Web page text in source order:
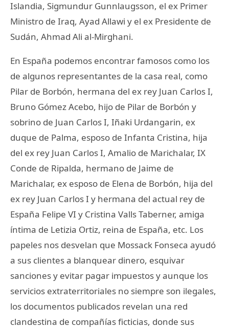
Islandia, Sigmundur Gunnlaugsson, el ex Primer
Ministro de Iraq, Ayad Allawi y el ex Presidente de
Sudán, Ahmad Ali al-Mirghani.
En España podemos encontrar famosos como los
de algunos representantes de la casa real, como
Pilar de Borbón, hermana del ex rey Juan Carlos I,
Bruno Gómez Acebo, hijo de Pilar de Borbón y
sobrino de Juan Carlos I, Iñaki Urdangarin, ex
duque de Palma, esposo de Infanta Cristina, hija
del ex rey Juan Carlos I, Amalio de Marichalar, IX
Conde de Ripalda, hermano de Jaime de
Marichalar, ex esposo de Elena de Borbón, hija del
ex rey Juan Carlos I y hermana del actual rey de
España Felipe VI y Cristina Valls Taberner, amiga
íntima de Letizia Ortiz, reina de España, etc. Los
papeles nos desvelan que Mossack Fonseca ayudó
a sus clientes a blanquear dinero, esquivar
sanciones y evitar pagar impuestos y aunque los
servicios extraterritoriales no siempre son ilegales,
los documentos publicados revelan una red
clandestina de compañías ficticias, donde sus